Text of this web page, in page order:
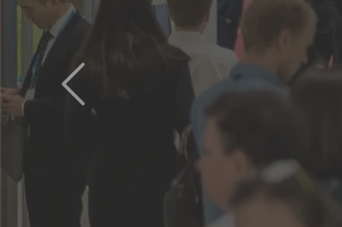
Previous